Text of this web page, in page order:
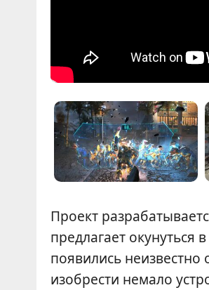
Проект
предлагает
появились
изобрести немало